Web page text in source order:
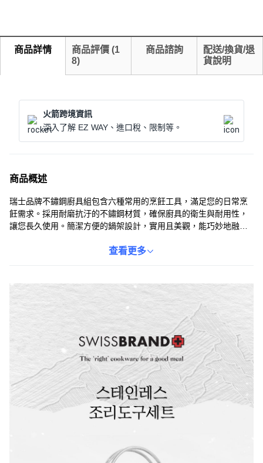
商品詳情 商品評價 (1
8)
商品諮詢
配送/換貨/退
貨說明
火箭跨境資訊
深入了解 EZ WAY、進口稅、限制等。
商品概述
瑞士品牌不鏽鋼廚具組包含六種常用的烹飪工具，滿足您的日常烹
飪需求。採用耐磨抗汙的不鏽鋼材質，確保廚具的衛生與耐用性，
讓您長久使用。簡潔方便的鍋架設計，實用且美觀，能巧妙地融入
廚房更加整潔。這款多功能的廚具組讓烹飪變得更輕鬆愉快，是您
查看更多